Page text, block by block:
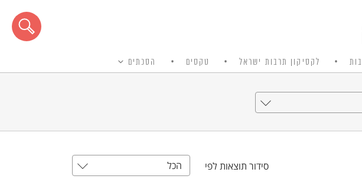
לקסיקון תרבות ישראל טקסים הסכתים
סידור תוצאות לפי הכל